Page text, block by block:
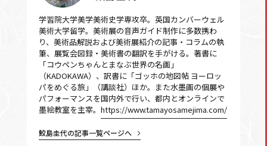
学習院大学美学美術史学専攻卒。英国カンバーウェル
美術大学留学。美術展の音声ガイド制作に多数携わ
り、美術品解説および美術展紹介の記事・コラムの執
筆、展覧会図録・美術書の翻訳を手がける。著書に
「コウペンちゃんとまなぶ世界の名画」
（KADOKAWA）、訳書に「ゴッホの地図帖 ヨーロッ
パをめぐる旅」（講談社）ほか。また水墨画の個展や
パフォーマンスを国内外で行い、都内とオンラインで
墨絵教室を主宰。 https://www.tamayosamejima.com/
鮫島圭代の記事一覧ページへ